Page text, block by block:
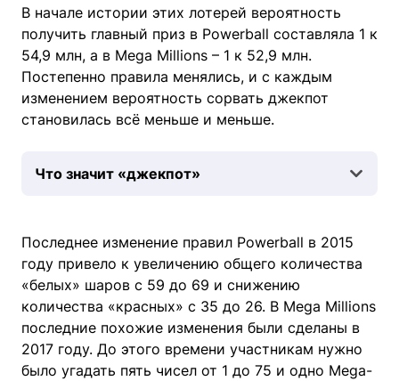
В начале истории этих лотерей вероятность
получить главный приз в Powerball составляла 1 к
54,9 млн, а в Mega Millions – 1 к 52,9 млн.
Постепенно правила менялись, и с каждым
изменением вероятность сорвать джекпот
становилась всё меньше и меньше.
Что значит «джекпот»
Последнее изменение правил Powerball в 2015
году привело к увеличению общего количества
«белых» шаров с 59 до 69 и снижению
количества «красных» с 35 до 26. В Mega Millions
последние похожие изменения были сделаны в
2017 году. До этого времени участникам нужно
было угадать пять чисел от 1 до 75 и одно Mega-